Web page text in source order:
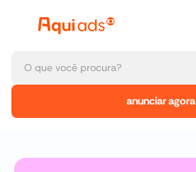
anunciar agora